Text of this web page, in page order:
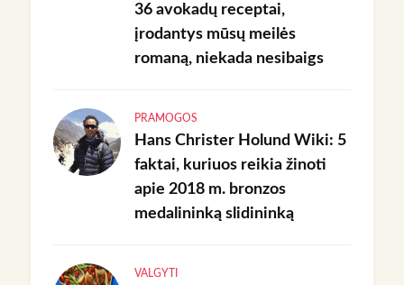
36 avokadų receptai,
įrodantys mūsų meilės
romaną, niekada nesibaigs
PRAMOGOS
Hans Christer Holund Wiki: 5
faktai, kuriuos reikia žinoti
apie 2018 m. bronzos
medalininką slidininką
VALGYTI